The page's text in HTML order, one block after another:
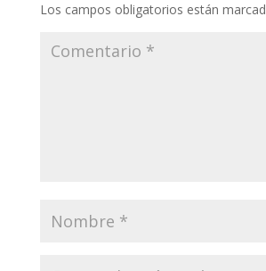
Los campos obligatorios están